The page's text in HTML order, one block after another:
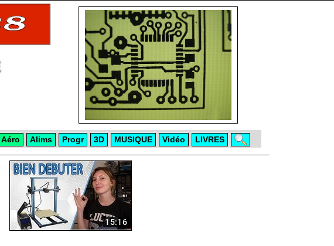
Aéro Alims Progr 3D MUSIQUE Vidéo LIVRES